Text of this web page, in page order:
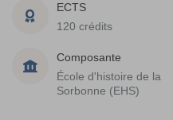
ECTS
120 crédits
Composante
École d'histoire de la
Sorbonne (EHS)